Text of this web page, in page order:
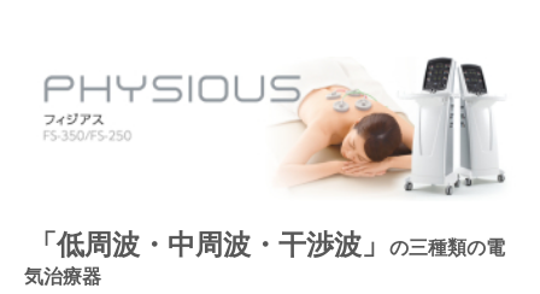
「低周波・中周波・干渉波」
の三種類の電
気治療器